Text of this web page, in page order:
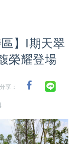
】I期天翠
榮耀登場
分享：